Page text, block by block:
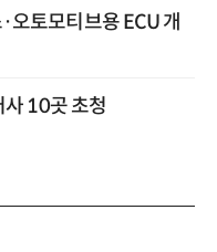
오토모티브용 ECU 개
사 10곳 초청